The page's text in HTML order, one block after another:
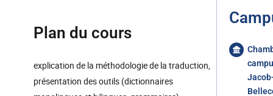
Plan du cours
explication de la méthodologie de la traduction,
présentation des outils (dictionnaires